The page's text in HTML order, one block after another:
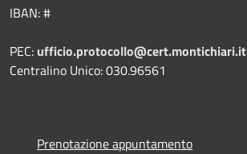
IBAN: #
PEC: ufficio.protocollo@cert.montichiari.it
Centralino Unico: 030.96561
Prenotazione appuntamento